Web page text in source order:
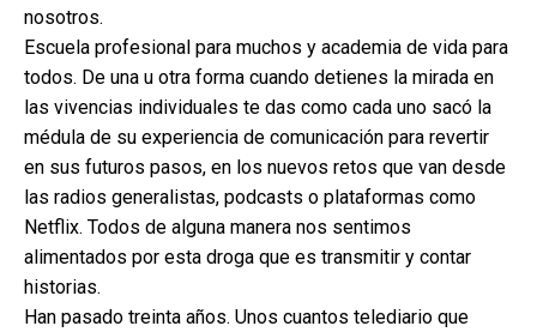
nosotros.
Escuela profesional para muchos y academia de vida para
todos. De una u otra forma cuando detienes la mirada en
las vivencias individuales te das como cada uno sacó la
médula de su experiencia de comunicación para revertir
en sus futuros pasos, en los nuevos retos que van desde
las radios generalistas, podcasts o plataformas como
Netflix. Todos de alguna manera nos sentimos
alimentados por esta droga que es transmitir y contar
historias.
Han pasado treinta años. Unos cuantos telediario que